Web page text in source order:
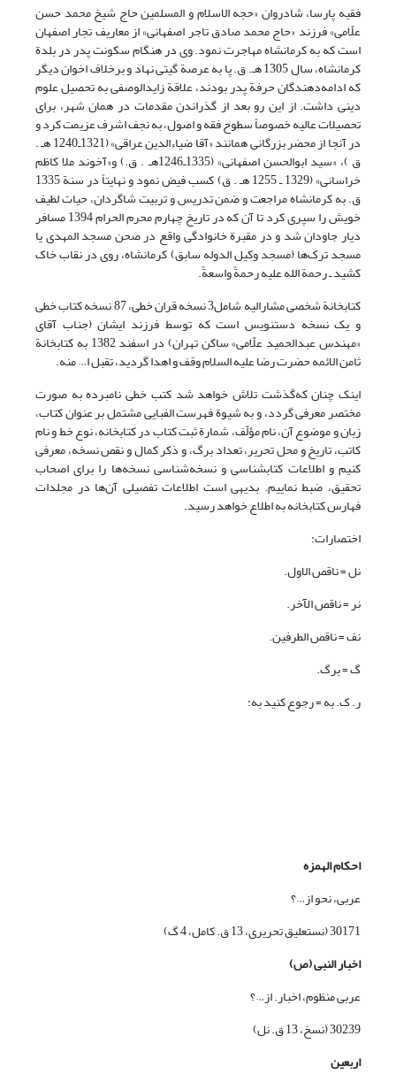
فقیه پارسا، شادروان «حجه الاسلام و المسلمین حاج شیخ محمد حسن
علّامی» فرزند «حاج محمد صادق تاجر اصفهانی» از معاریف تجار اصفهان
است که به کرمانشاه مهاجرت نمود. وی در هنگام سکونت پدر در بلدة
کرمانشاه، سال 1305 هـ. ق. پا به عرصة گیتی نهاد و برخلاف اخوان دیگر
که ادامه‌دهندگان حرفة پدر بودند، علاقة زایدالوصفی به تحصیل علوم
دینی داشت. از این رو بعد از گذراندن مقدمات در همان شهر، برای
تحصیلات عالیه خصوصاً سطوح فقه و اصول، به نجف اشرف عزیمت کرد و
در آنجا از محضر بزرگانی همانند «آقا ضیاءالدین عراقی» (1321ـ1240 هـ .
ق )، «سید ابوالحسن اصفهانی» (1335ـ1246هـ . ق.) و«آخوند ملا کاظم
خراسانی» (1329 ـ 1255 هـ . ق) کسب فیض نمود و نهایتاً در سنة 1335
ق. به کرمانشاه مراجعت و ضمن تدریس و تربیت شاگردان، حیات لطیف
خویش را سپری کرد تا آن که در تاریخ چهارم محرم الحرام 1394 مسافر
دیار جاودان شد و در مقبرة خانوادگی واقع در صحن مسجد المهدی یا
مسجد ترک‌ها (مسجد وکیل‌ الدوله سابق) کرمانشاه، روی در نقاب خاک
کشید ـ رحمة الله علیه رحمةً واسعةً.
کتابخانة شخصی مشارالیه شامل3 نسخه قران خطی، 87 نسخه کتاب خطی
و یک نسخه دستنویس است که توسط فرزند ایشان (جناب آقای
«مهندس عبدالحمید علّامی» ساکن تهران) در اسفند 1382 به کتابخانة
ثامن الائمه حضرت رضا علیه السلام وقف و اهدا گردید، تقبل ا… منه.
اینک چنان که‌گذشت تلاش خواهد شد کتب خطی نامبرده به صورت
مختصر معرفی گردد، و به شیوة فهرست الفبایی مشتمل بر عنوان کتاب،
زبان و موضوع آن، نام مؤلّف، شمارة ثبت کتاب در کتابخانه، نوع خط و نام
کاتب، تاریخ و محل تحریر، تعداد برگ، و ذکر کمال و نقص نسخه، معرفی
کنیم و اطلاعات کتابشناسی و نسخه‌شناسی نسخه‌ها را برای اصحاب
تحقیق، ضبط نماییم. بدیهی است اطلاعات تفصیلی آن‌ها در مجلدات
فهارس کتابخانه به اطلاع خواهد رسید.
اختصارات:
نل = ناقص الاول.
نر = ناقص الآخر.
نف = ناقص الطرفین.
گ = برگ.
ر. ک. به = رجوع کنید به:
احکام الهمزه
عربی، نحو از…؟
30171 (نستعلیق تحریری، 13 ق. کامل، 4 گ)
اخبار النبی (ص)
عربی منظوم، اخبار. از…؟
30239 (نسخ، 13 ق. نل)
اربعین